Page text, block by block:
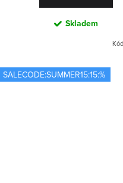
Skladem
SALECODE:SUMMER15:15:%